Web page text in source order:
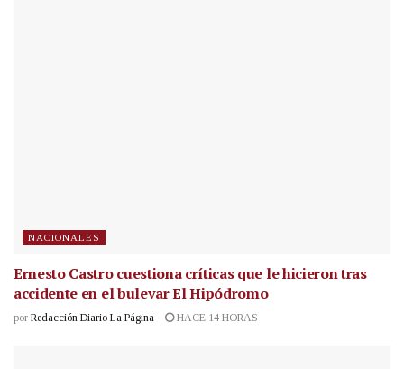
NACIONALES
Ernesto Castro cuestiona críticas que le hicieron tras
accidente en el bulevar El Hipódromo
por Redacción Diario La Página HACE 14 HORAS